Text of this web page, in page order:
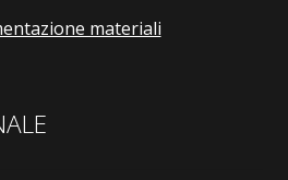
materiali